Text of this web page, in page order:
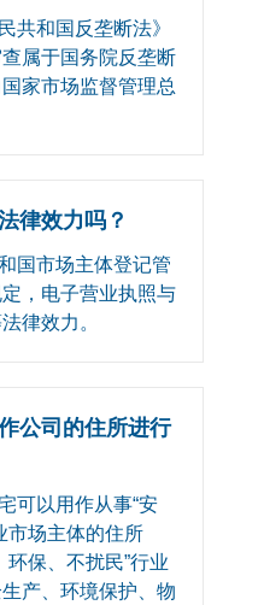
和国反垄断法》
属于国务院反垄断
家市场监督管理总
律效力吗？
国市场主体登记管
，电子营业执照与
律效力。
公司的住所进行
可以用作从事“安
市场主体的住所
环保、不扰民”行业
产、环境保护、物